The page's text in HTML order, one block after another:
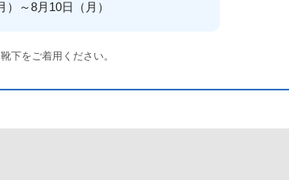
）～8月10日（月）
下をご着用ください。